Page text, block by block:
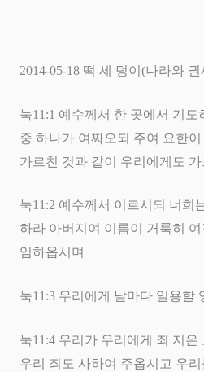
2014-05-18 떡 세 덩이 (나라와 권
눅11:1 예수께서 한 곳에서 기도
중 하나가 여짜오되 주여 요한
가르친 것과 같이 우리에게도
눅11:2 예수께서 이르시되 너희
하라 아버지여 이름이 거룩히 여
임하옵시며
눅11:3 우리에게 날마다 일용할
눅11:4 우리가 우리에게 죄 지은
우리 죄도 사하여 주옵시고 우